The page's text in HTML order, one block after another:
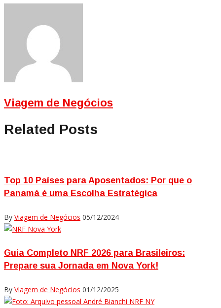
Viagem de Negócios
Related Posts
Top 10 Países para Aposentados: Por que o
Panamá é uma Escolha Estratégica
By Viagem de Negócios 05/12/2024
Guia Completo NRF 2026 para Brasileiros:
Prepare sua Jornada em Nova York!
By Viagem de Negócios 01/12/2025